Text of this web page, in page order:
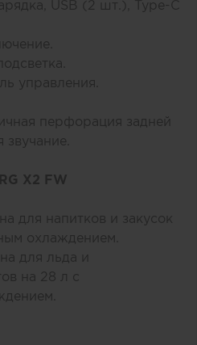
USB (2 шт.), Type-C
управления.
перфорация задней
X2 FW
напитков и закусок
охлаждением.
для льда и
на 28 л с